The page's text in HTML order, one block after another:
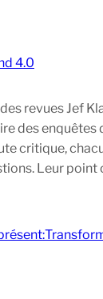
4.0
revues Jef
des
critique,
Leur point